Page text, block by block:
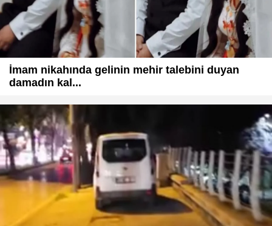
İmam nikahında gelinin mehir talebini duyan
damadın kal...